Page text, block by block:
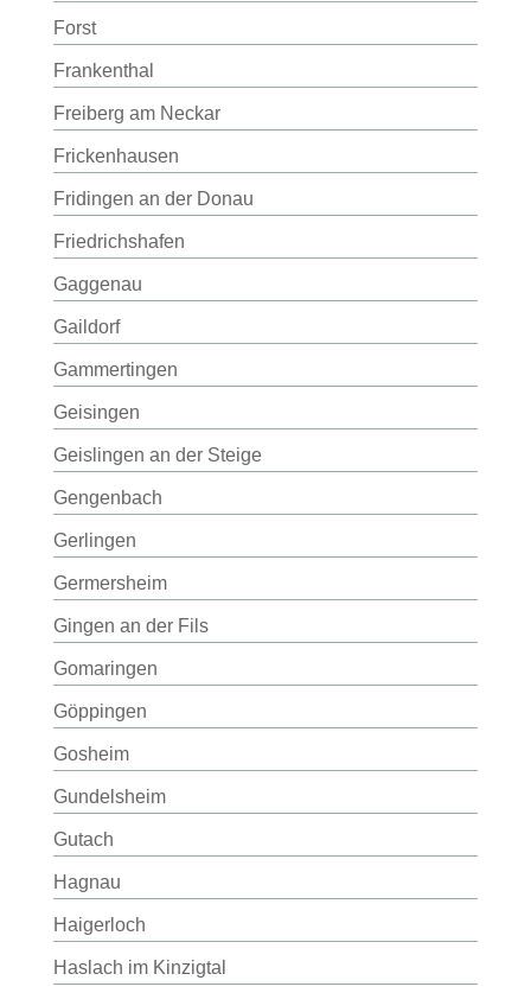
Forst
Frankenthal
Freiberg am Neckar
Frickenhausen
Fridingen an der Donau
Friedrichshafen
Gaggenau
Gaildorf
Gammertingen
Geisingen
Geislingen an der Steige
Gengenbach
Gerlingen
Germersheim
Gingen an der Fils
Gomaringen
Göppingen
Gosheim
Gundelsheim
Gutach
Hagnau
Haigerloch
Haslach im Kinzigtal